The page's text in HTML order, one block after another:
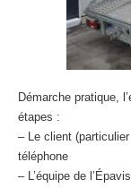
Démarche pratique,
étapes :
– Le client
téléphone
– L’équipe de